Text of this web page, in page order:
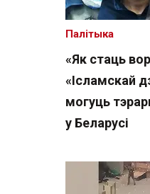
«Як стаць
«Ісламскай
могуць
у Беларусі
Палітыка